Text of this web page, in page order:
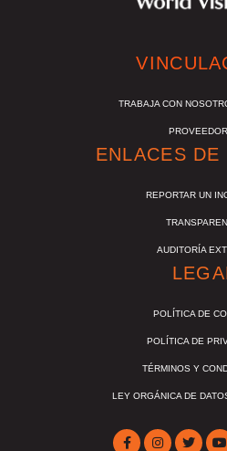
TRABAJA CON
ENLACES DE
REPORTAR UN
AUDITORÍA
POLÍTICA DE
POLÍTICA DE
TÉRMINOS Y
LEY ORGÁNICA DE